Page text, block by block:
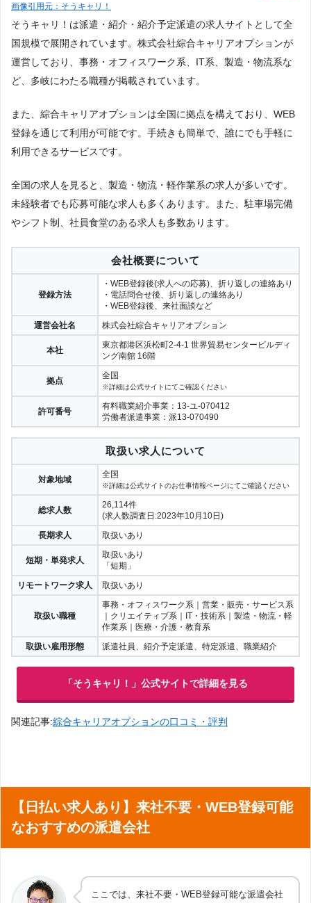
画像引用元：そうキャリ！
そうキャリ！は派遣・紹介・紹介予定派遣の求人サイトとして全
国規模で展開されています。株式会社綜合キャリアオプションが
運営しており、事務・オフィスワーク系、IT系、製造・物流系な
ど、多岐にわたる職種が掲載されています。
また、綜合キャリアオプションは全国に拠点を構えており、WEB
登録を通じて利用が可能です。手続きも簡単で、誰にでも手軽に
利用できるサービスです。
全国の求人を見ると、製造・物流・軽作業系の求人が多いです。
未経験者でも応募可能な求人も多くあります。また、駐車場完備
やシフト制、社員食堂のある求人も多数あります。
会社概要について
登録方法
・WEB登録後(求人への応募)、折り返しの連絡あり
・電話問合せ後、折り返しの連絡あり
・WEB登録後、来社面談など
運営会社名
株式会社綜合キャリアオプション
本社
東京都港区浜松町2-4-1 世界貿易センタービルディ
ング南館 16階
拠点
全国
※詳細は公式サイトにてご確認ください
許可番号
有料職業紹介事業：13-ユ-070412
労働者派遣事業：派13-070490
取扱い求人について
対象地域
全国
※詳細は公式サイトのお仕事情報ページにてご確認ください
総求人数
26,114件
(求人数調査日:2023年10月10日)
長期求人
取扱いあり
短期・単発求人
取扱いあり
「短期」
リモートワーク求人
取扱いあり
取扱い職種
事務・オフィスワーク系｜営業・販売・サービス系
｜クリエイティブ系｜IT・技術系｜製造・物流・軽
作業系｜医療・介護・教育系
取扱い雇用形態
派遣社員、紹介予定派遣、特定派遣、職業紹介
「そうキャリ！」公式サイトで詳細を見る
関連記事:綜合キャリアオプションの口コミ・評判
【日払い求人あり】来社不要・WEB登録可能
なおすすめの派遣会社
ここでは、来社不要・WEB登録可能な派遣会社